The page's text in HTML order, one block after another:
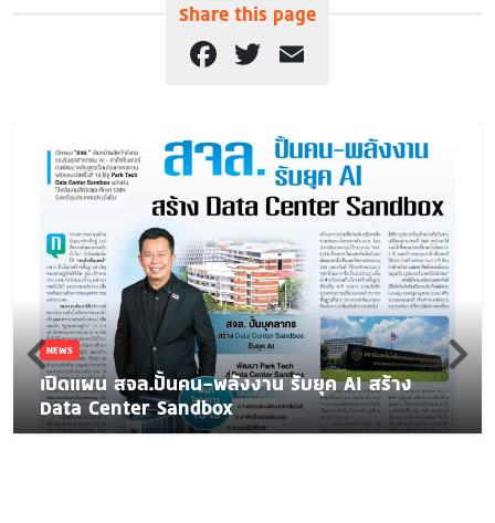
Share this page
Facebook
Twitter
NEWS
เปิดแผน สจล.ปั้นคน-พลังงาน รับยุค AI สร้าง
Data Center Sandbox